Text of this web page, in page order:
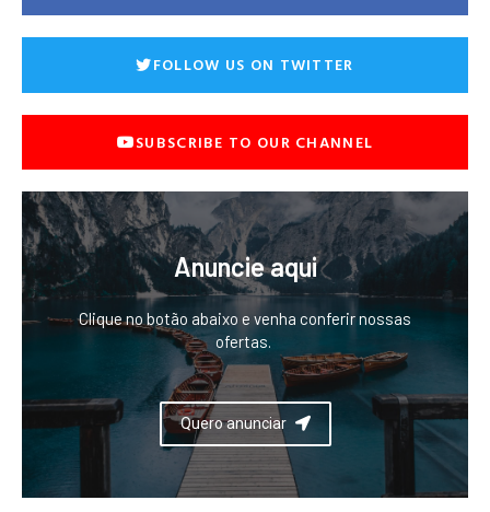
FOLLOW US ON TWITTER
SUBSCRIBE TO OUR CHANNEL
Anuncie aqui
Clique no botão abaixo e venha conferir nossas
ofertas.
Quero anunciar